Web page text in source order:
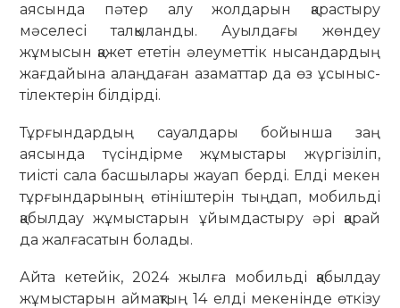
аясында пәтер алу жолдарын қарастыру
мәселесі талқыланды. Ауылдағы жөндеу
жұмысын қажет ететін әлеуметтік нысандардың
жағдайына алаңдаған азаматтар да өз ұсыныс-
тілектерін білдірді.
Тұрғындардың сауалдары бойынша заң
аясында түсіндірме жұмыстары жүргізіліп,
тиісті сала басшылары жауап берді. Елді мекен
тұрғындарының өтініштерін тыңдап, мобильді
қабылдау жұмыстарын ұйымдастыру әрі қарай
да жалғасатын болады.
Айта кетейік, 2024 жылға мобильді қабылдау
жұмыстарын аймақтың 14 елді мекенінде өткізу